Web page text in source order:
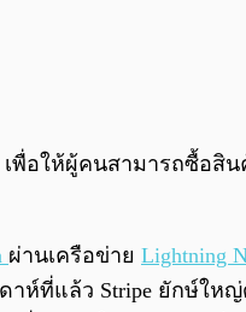
เพื่อให้ผู้คนสามารถซื้อ
ผ่านเครือข่าย Lightning
าห์ที่แล้ว Stripe ยักษ์ให